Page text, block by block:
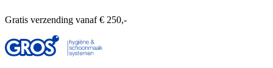
Gratis verzending vanaf € 250,-